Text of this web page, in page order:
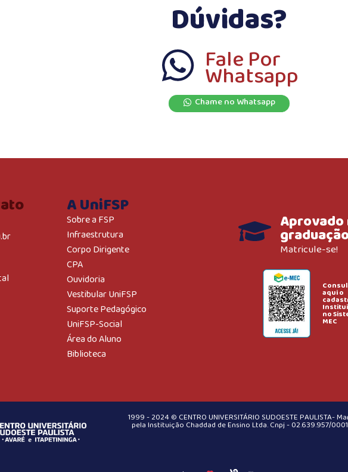
Dúvidas?
Fale Por
Whatsapp
Chame no Whatsapp
A UniFSP
Sobre a FSP
Infraestrutura
Corpo Dirigente
CPA
Ouvidoria
Vestibular UniFSP
Suporte Pedagógico
UniFSP-Social
Área do Aluno
Biblioteca
Aprovado
Matricule-se!
aqui o
no
MEC
1999 - 2024 © CENTRO UNIVERSITÁRIO SUDOESTE PAULISTA-
pela Instituição Chaddad de Ensino Ltda. Cnpj - 02.639.957/